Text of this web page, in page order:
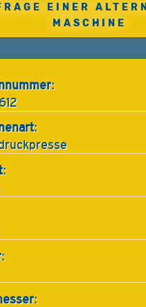
EINER
MASCHINE